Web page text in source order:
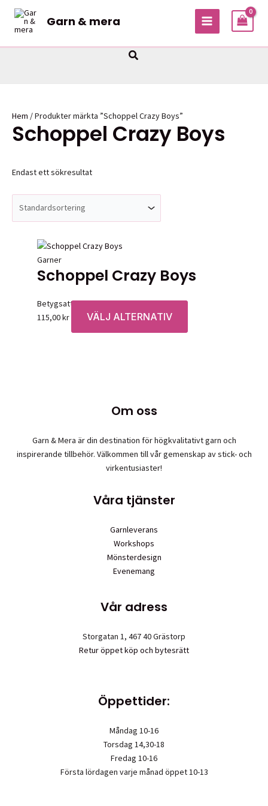
Hoppa
innehåll
Garn & mera
MAIN
Sök
Hem / Produkter märkta ”Schoppel Crazy Boys”
Schoppel Crazy Boys
Endast ett sökresultat
Garner
Schoppel Crazy Boys
Betygsatt0av 5
115,00kr VÄLJ ALTERNATIV
här
kan
väljas
Om oss
Garn & Mera är din destination för högkvalitativt garn och
inspirerande tillbehör. Välkommen till vår gemenskap av stick- och
virkentusiaster!
Våra tjänster
Garnleverans
Workshops
Mönsterdesign
Evenemang
Vår adress
Storgatan 1, 467 40 Grästorp
Retur öppet köp och bytesrätt
Öppettider:
Måndag 10-16
Torsdag 14,30-18
Fredag 10-16
Första lördagen varje månad öppet 10-13